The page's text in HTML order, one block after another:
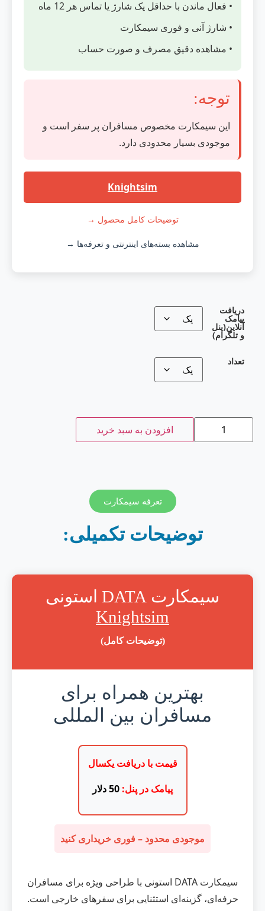
• فعال ماندن با حداقل یک شارژ یا تماس هر 12 ماه
• شارژ آنی و فوری سیمکارت
• مشاهده دقیق مصرف و صورت حساب
توجه:
این سیمکارت مخصوص مسافران پر سفر است و
موجودی بسیار محدودی دارد.
Knightsim
توضیحات کامل محصول →
مشاهده بسته‌های اینترنتی و تعرفه‌ها →
دریافت
پیامک
آنلاین(پنل
و تلگرام)
تعداد
افزودن به سبد خرید
تعرفه سیمکارت
توضیحات تکمیلی:
سیمکارت DATA استونی
Knightsim
(توضیحات کامل)
بهترین همراه برای
مسافران بین المللی
قیمت با دریافت یکسال
پیامک در پنل: 50 دلار
موجودی محدود – فوری خریداری کنید
سیمکارت DATA استونی با طراحی ویژه برای مسافران
حرفه‌ای، گزینه‌ای استثنایی برای سفرهای خارجی است.